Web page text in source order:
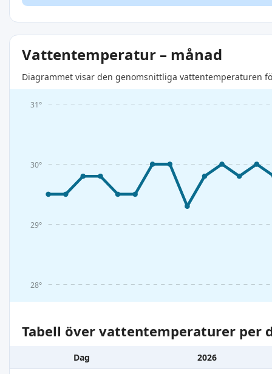
Vattentemperatur – månad
Diagrammet visar den genomsnittliga vattentemperaturen
28°
29°
30°
31°
Tabell över vattentemperaturer per
Dag
2026